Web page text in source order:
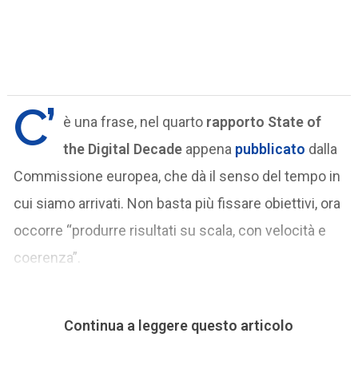
C’ è una frase, nel quarto rapporto State of
the Digital Decade appena pubblicato dalla
Commissione europea, che dà il senso del tempo in
cui siamo arrivati. Non basta più fissare obiettivi, ora
occorre “produrre risultati su scala, con velocità e
coerenza”.
Continua a leggere questo articolo